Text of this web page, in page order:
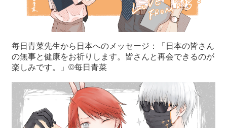
每日青菜先生から日本へのメッセージ：「日本の皆さん
の無事と健康をお祈りします。皆さんと再会できるのが
楽しみです。」©每日青菜